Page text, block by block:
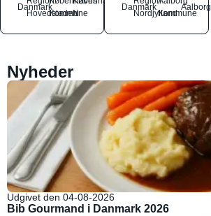
Danmark
Hovedstaden
Kommune
N
Danmark
NordjyllandKommune
Aalborg
Nyheder
Udgivet den 04-08-2026
Bib Gourmand i Danmark 2026